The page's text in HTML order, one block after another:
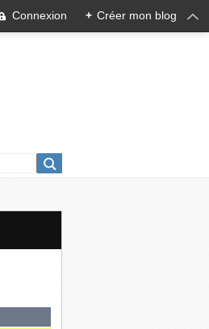
Connexion + Créer mon blog